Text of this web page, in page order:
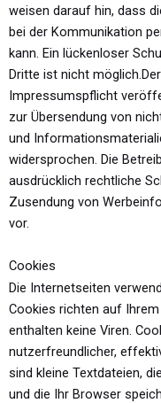
weisen darauf hin, dass
bei der Kommunikation
kann. Ein lückenloser
Dritte ist nicht möglich.
Impressumspflicht
zur Übersendung von
und
widersprochen. Die
ausdrücklich rechtliche
Zusendung von
vor.
Cookies
Die Internetseiten
Cookies richten auf
enthalten keine Viren.
nutzerfreundlicher,
sind kleine Textdateien,
und die Ihr Browser